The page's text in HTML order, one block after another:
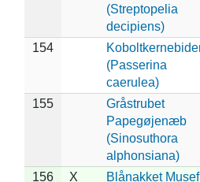
(Streptopelia
decipiens)
154
(Passerina
caerulea)
155
Gråstrubet
Papegøjenæb
(Sinosuthora
alphonsiana)
156 X
Blånakket